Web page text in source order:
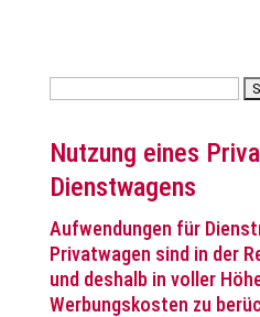
Suchen
Nutzung eines
Dienstwagens
Aufwendungen für
Privatwagen sind in der
und deshalb in voller
Werbungskosten zu